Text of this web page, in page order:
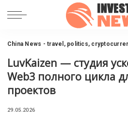
China News - travel, politics,
LuvKaizen — студия
Web3 полного цикла
проектов
29.05.2026